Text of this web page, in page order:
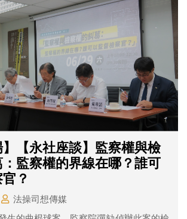
】【永社座談】監察權與檢
監察權的界線在哪？誰可
？
法操司想傳媒